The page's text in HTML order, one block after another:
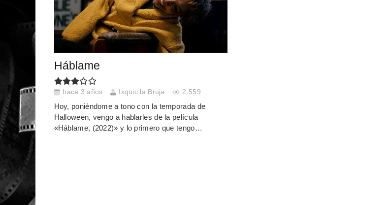
Háblame
hace 3 años Ixquic la Bruja 2.559
Hoy, poniéndome a tono con la temporada de
Halloween, vengo a hablarles de la película
«Háblame, (2022)» y lo primero que tengo…